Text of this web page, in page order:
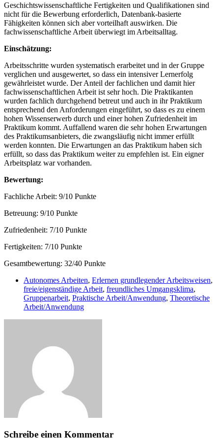
Geschichtswissenschaftliche Fertigkeiten und Qualifikationen sind
nicht für die Bewerbung erforderlich, Datenbank-basierte
Fähigkeiten können sich aber vorteilhaft auswirken. Die
fachwissenschaftliche Arbeit überwiegt im Arbeitsalltag.
Einschätzung:
Arbeitsschritte wurden systematisch erarbeitet und in der Gruppe
verglichen und ausgewertet, so dass ein intensiver Lernerfolg
gewährleistet wurde. Der Anteil der fachlichen und damit hier
fachwissenschaftlichen Arbeit ist sehr hoch. Die Praktikanten
wurden fachlich durchgehend betreut und auch in ihr Praktikum
entsprechend den Anforderungen eingeführt, so dass es zu einem
hohen Wissenserwerb durch und einer hohen Zufriedenheit im
Praktikum kommt. Auffallend waren die sehr hohen Erwartungen
des Praktikumsanbieters, die zwangsläufig nicht immer erfüllt
werden konnten. Die Erwartungen an das Praktikum haben sich
erfüllt, so dass das Praktikum weiter zu empfehlen ist. Ein eigner
Arbeitsplatz war vorhanden.
Bewertung:
Fachliche Arbeit: 9/10 Punkte
Betreuung: 9/10 Punkte
Zufriedenheit: 7/10 Punkte
Fertigkeiten: 7/10 Punkte
Gesamtbewertung: 32/40 Punkte
Autonomes Arbeiten, Erlernen grundlegender Arbeitsweisen,
freie/eigenständige Arbeit, freundliches Umgangsklima,
Gruppenarbeit, Praktische Arbeit/Anwendung, Theoretische
Arbeit/Anwendung
Schreibe einen Kommentar